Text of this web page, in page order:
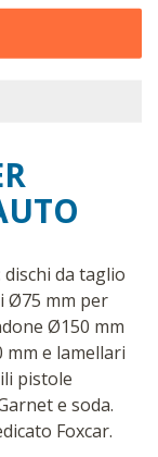
dischi da taglio
Ø75 mm per
Ø150 mm
e lamellari
pistole
e soda.
Foxcar.